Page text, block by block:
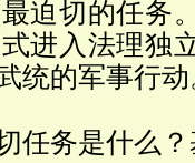
迫切的任务
进入法理独
统的军事行
任务是什么